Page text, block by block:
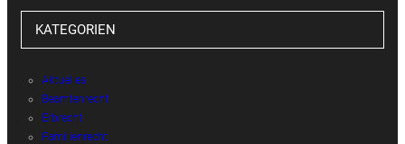
KATEGORIEN
Aktuelles
Beamtenrecht
Erbrecht
Familienrecht